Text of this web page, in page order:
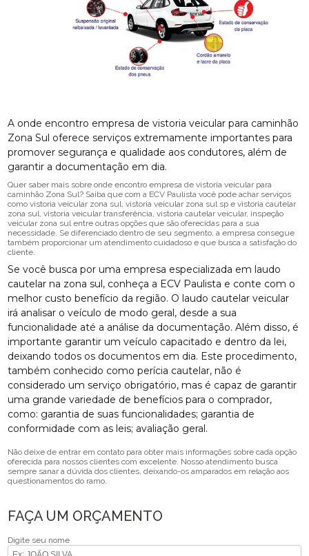
A onde encontro empresa de vistoria veicular para caminhão
Zona Sul oferece serviços extremamente importantes para
promover segurança e qualidade aos condutores, além de
garantir a documentação em dia.
Quer saber mais sobre onde encontro empresa de vistoria veicular para
caminhão Zona Sul? Saiba que com a ECV Paulista você pode achar serviços
como vistoria veicular zona sul, vistoria veicular zona sul sp e vistoria cautelar
zona sul, vistoria veicular transferência, vistoria cautelar veicular, inspeção
veicular zona sul entre outras opções que são oferecidas para a sua
necessidade. Se diferenciado dentro de seu segmento, a empresa consegue
também proporcionar um atendimento cuidadoso e que busca a satisfação do
cliente.
Se você busca por uma empresa especializada em laudo
cautelar na zona sul, conheça a ECV Paulista e conte com o
melhor custo benefício da região. O laudo cautelar veicular
irá analisar o veículo de modo geral, desde a sua
funcionalidade até a análise da documentação. Além disso, é
importante garantir um veículo capacitado e dentro da lei,
deixando todos os documentos em dia. Este procedimento,
também conhecido como perícia cautelar, não é
considerado um serviço obrigatório, mas é capaz de garantir
uma grande variedade de benefícios para o comprador,
como: garantia de suas funcionalidades; garantia de
conformidade com as leis; avaliação geral.
Não deixe de entrar em contato para obter mais informações sobre cada opção
oferecida para nossos clientes com excelente. Nosso atendimento busca
sempre sanar a dúvida dos clientes, deixando-os amparados em relação aos
questionamentos do ramo.
FAÇA UM ORÇAMENTO
Digite seu nome